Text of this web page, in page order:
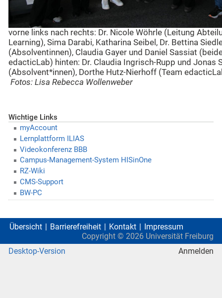
vorne links nach rechts: Dr. Nicole Wöhrle (Leitung
Learning), Sima Darabi, Katharina Seibel, Dr. Bettina
(Absolventinnen), Claudia Gayer und Daniel Sassiat
edacticLab) hinten: Dr. Claudia Ingrisch-Rupp und Jonas
(Absolvent*innen), Dorthe Hutz-Nierhoff (Team
Fotos: Lisa Rebecca Wollenweber
Wichtige Links
myAccount
Lernplattform ILIAS
Videokonferenz BBB
Campus-Management-System HISinOne
RZ-Wiki
CMS-Support
BW-PC
Übersicht Barrierefreiheit Kontakt
Impressum
Copyright © 2026 Universität Freiburg
Desktop-Version
Anmelden